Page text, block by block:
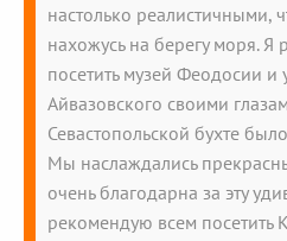
настолько реалистичными,
нахожусь на берегу моря. Я
посетить музей Феодосии и
Айвазовского своими
Севастопольской бухте
Мы наслаждались
очень благодарна за эту
рекомендую всем посетить